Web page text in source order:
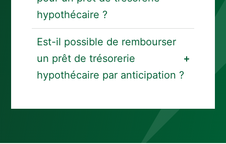
hypothécaire ?
Est-il possible de rembourser
un prêt de trésorerie
hypothécaire par anticipation ?